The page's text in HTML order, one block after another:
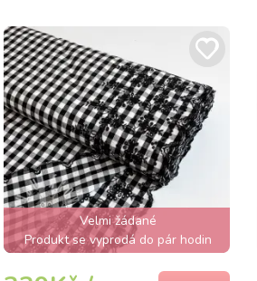
Velmi žádané
Produkt se vyprodá do pár hodin